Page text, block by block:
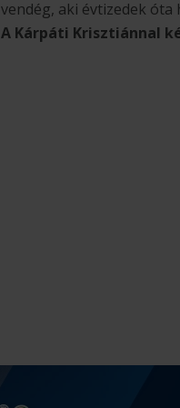
vendég, aki évtizedek
A Kárpáti Krisztiánnal